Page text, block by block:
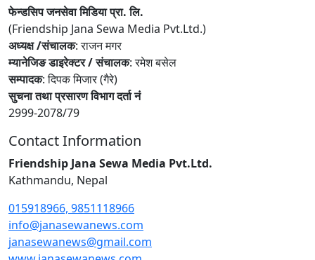
फेन्डसिप जनसेवा मिडिया प्रा. लि.
(Friendship Jana Sewa Media Pvt.Ltd.)
अध्यक्ष /संचालक: राजन मगर
म्यानेजिङ डाइरेक्टर / संचालक: रमेश बसेल
सम्पादक: दिपक मिजार (गैरे)
सुचना तथा प्रसारण विभाग दर्ता नं
2999-2078/79
Contact Information
Friendship Jana Sewa Media Pvt.Ltd.
Kathmandu, Nepal
015918966, 9851118966
info@janasewanews.com
janasewanews@gmail.com